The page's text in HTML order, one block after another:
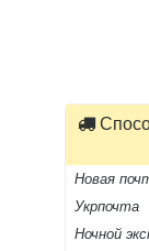
Новая
Укрпочта
Ночной